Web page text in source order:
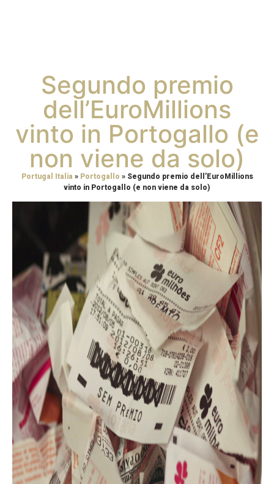
Segundo premio
dell’EuroMillions
vinto in Portogallo (e
non viene da solo)
Portugal Italia » Portogallo » Segundo premio dell’EuroMillions
vinto in Portogallo (e non viene da solo)